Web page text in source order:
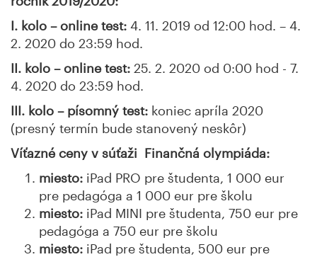
I. kolo – online test: 4. 11. 2019 od 12:00 hod. – 4.
2. 2020 do 23:59 hod.
II. kolo – online test: 25. 2. 2020 od 0:00 hod - 7.
4. 2020 do 23:59 hod.
III. kolo – písomný test: koniec apríla 2020
(presný termín bude stanovený neskôr)
Víťazné ceny v súťaži Finančná olympiáda:
miesto: iPad PRO pre študenta, 1 000 eur
pre pedagóga a 1 000 eur pre školu
miesto: iPad MINI pre študenta, 750 eur pre
pedagóga a 750 eur pre školu
miesto: iPad pre študenta, 500 eur pre